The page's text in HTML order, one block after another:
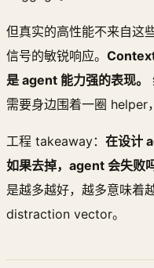
但真实的高性能不来自这
信号的敏锐响应。
是 agent 能力强的表现。
需要身边围着一圈 helper
工程 takeaway： 在设计
如果去掉，agent 会失败
是越多越好，越多意味
distraction vector。